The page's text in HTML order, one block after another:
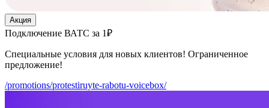
Акция
Подключение ВАТС за 1₽
Специальные условия для новых клиентов! Ограниченное
предложение!
/promotions/protestiruyte-rabotu-voicebox/